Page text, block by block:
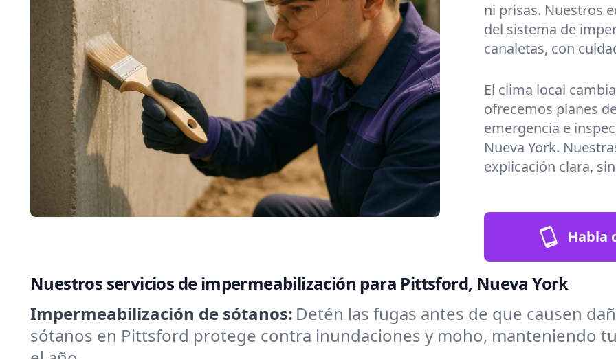
ni prisas. Nuestros
del sistema de
canaletas, con
El clima local
ofrecemos planes
emergencia e
Nueva York.
explicación clara,
Habla
Nuestros servicios de impermeabilización para Pittsford, Nueva York
Impermeabilización de sótanos: Detén las fugas antes de que causen
sótanos en Pittsford protege contra inundaciones y moho, manteniendo